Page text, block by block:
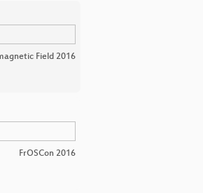
Field 2016
FrOSCon 2016